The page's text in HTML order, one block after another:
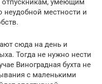
отпускникам, умеющим
неудобной местности и
сюда на день и
Тогда не нужно нести
Виноградная бухта не
с маленькими